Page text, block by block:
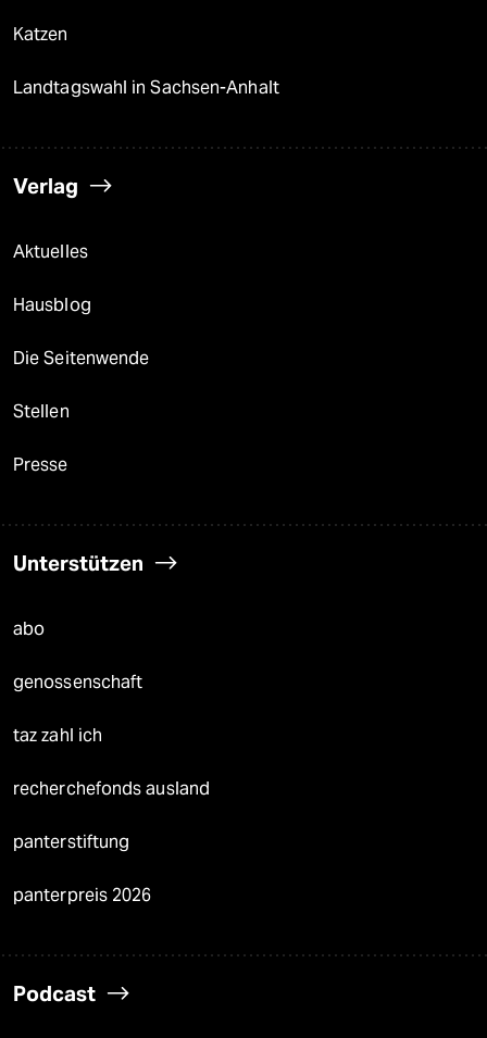
Katzen
Landtagswahl in Sachsen-Anhalt
Verlag
Aktuelles
Hausblog
Die Seitenwende
Stellen
Presse
Unterstützen
abo
genossenschaft
taz zahl ich
recherchefonds ausland
panterstiftung
panterpreis 2026
Podcast